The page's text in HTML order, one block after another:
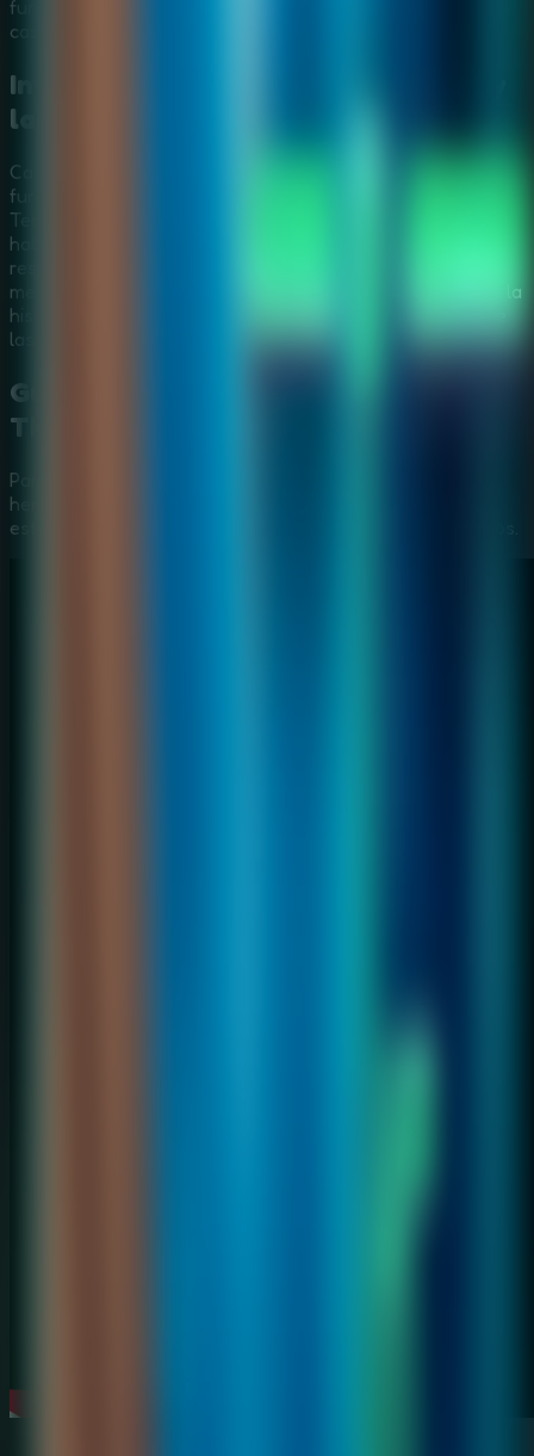
funciona para quienes ya conocen la saga, porque cada
caso puede disfrutarse sin seguir un orden fijo.
Investiga el impacto del meteorito y
las pistas ocultas
Cada escena de
Find Joe: Secret of The Stones
funciona como una pequeña sala de escape de misterio.
Tendrás que revisar el lugar del impacto, explorar
habitaciones, hablar con personajes poco comunes y
resolver puzles lógicos para acercarte al origen del
meteorito. Las trampas, los minijuegos y las decisiones de la
historia dan ritmo a la investigación mientras el secreto de
las piedras se revela poco a poco.
Guía en Vídeo:
The Stones
Para ayudarte a superar
hemos preparado un vídeo paso a paso que muestra las
estrategias más eficientes para resolver todos los acertijos.